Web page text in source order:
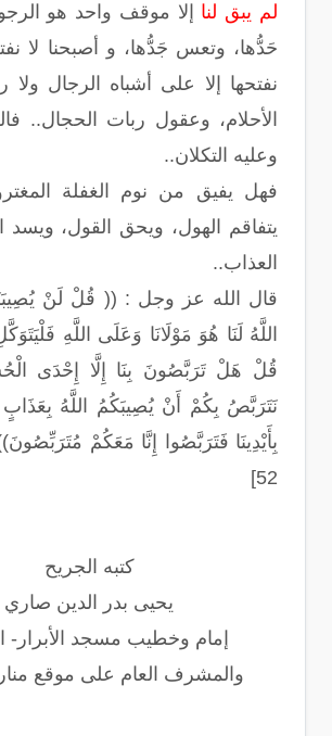
لم يبق لنا إلا موقف واحد هو
حَدُّها، وتعس جَدُّها، و أصبحنا لا
نفتحها إلا على أشباه الرجال
الأحلام، وعقول ربات الحجال..
وعليه التكلان..
فهل يفيق من نوم الغفلة
يتفاقم الهول، ويحق القول، ويسد
العذاب..
قال الله عز وجل : (( قُلْ لَنْ
اللَّهُ لَنَا هُوَ مَوْلَانَا وَعَلَى اللَّهِ
قُلْ هَلْ تَرَبَّصُونَ بِنَا إِلَّا إِحْدَى
نَتَرَبَّصُ بِكُمْ أَنْ يُصِيبَكُمُ اللَّهُ
52]
كتبه الجريح
يحيى بدر الدين صاري
إمام وخطيب مسجد الأبرار-
والمشرف العام على موقع منار